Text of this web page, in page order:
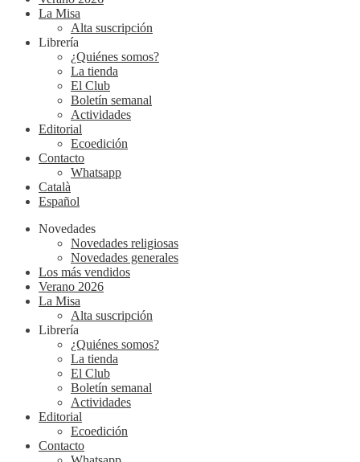
La Misa
Alta suscripción
Librería
¿Quiénes somos?
La tienda
El Club
Boletín semanal
Actividades
Editorial
Ecoedición
Contacto
Whatsapp
Català
Español
Novedades
Novedades religiosas
Novedades generales
Los más vendidos
Verano 2026
La Misa
Alta suscripción
Librería
¿Quiénes somos?
La tienda
El Club
Boletín semanal
Actividades
Editorial
Ecoedición
Contacto